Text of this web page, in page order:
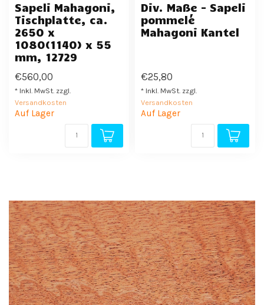
Sapeli Mahagoni,
Tischplatte, ca.
2650 x
1080(1140) x 55
mm, 12729
€560,00
* Inkl. MwSt. zzgl.
Versandkosten
Auf Lager
Div. Maße - Sapeli
pommelé
Mahagoni Kantel
€25,80
* Inkl. MwSt. zzgl.
Versandkosten
Auf Lager